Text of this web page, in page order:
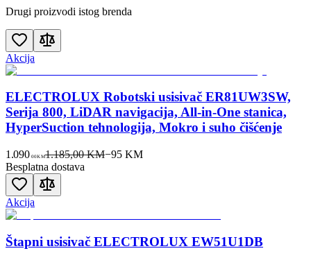
Drugi proizvodi istog brenda
Akcija
ELECTROLUX Robotski usisivač ER81UW3SW,
Serija 800, LiDAR navigacija, All-in-One stanica,
HyperSuction tehnologija, Mokro i suho čišćenje
1.090 00KM1.185,00 KM−95KM
Besplatna dostava
Akcija
Štapni usisivač ELECTROLUX EW51U1DB